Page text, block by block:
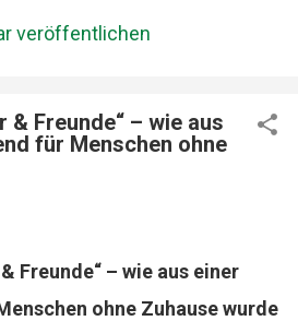
Fazit Das Restaurant
Am Karlsruher Hauptbahnhof.
Essen ernst nehmen, aber sich
Patrick, Felix und ich teilen
gute Restaurants,
diese seltenen Abende, die
Patrick: Best Friends
und besondere Abende Wir
veröffentlichen
& Freunde“ – wie aus
für Menschen ohne
Freunde“ – wie aus einer
ohne Zuhause wurde